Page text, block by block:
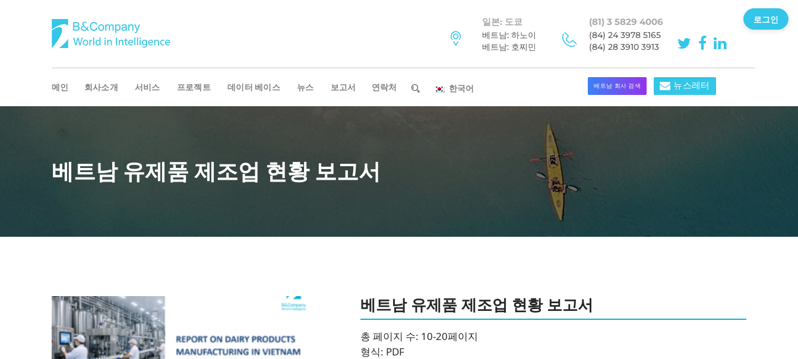
일본: 도쿄
베트남: 하노이
베트남: 호찌민
(81) 3 5829 4006
(84) 24 3978 5165
(84) 28 3910 3913
메인 회사소개 서비스 프로젝트 데이터 베이스 뉴스 보고서 연락처 한국어 베트남 회사 검색 뉴스레터
베트남 유제품 제조업 현황 보고서
베트남 유제품 제조업 현황 보고서
총 페이지 수: 10-20페이지
형식: PDF
로그인